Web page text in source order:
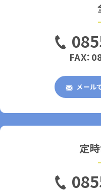
FAX：
メール
定